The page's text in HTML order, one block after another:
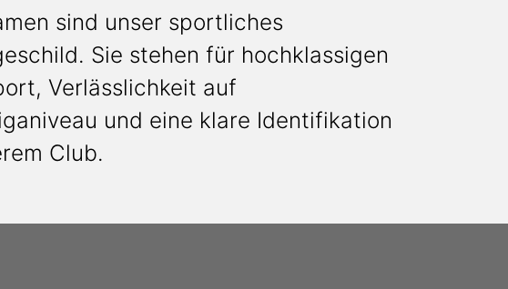
sind unser sportliches
Sie stehen für hochklassigen
Verlässlichkeit auf
und eine klare Identifikation
Club.